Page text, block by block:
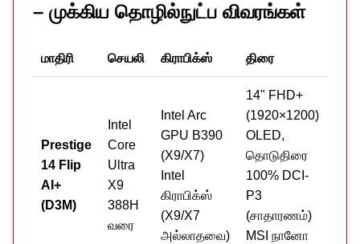
– முக்கிய தொழில்நுட்ப விவரங்கள்
மாதிரி செயலி கிராபிக்ஸ் திரை
Prestige
14 Flip
AI+
(D3M)
Intel
Core
Ultra
X9
388H
வரை
Intel Arc
GPU B390
(X9/X7)
Intel
கிராபிக்ஸ்
(X9/X7
அல்லாதவை)
14" FHD+
(1920×1200)
OLED,
தொடுதிரை
100% DCI-
P3
(சாதாரணம்)
MSI நானோ